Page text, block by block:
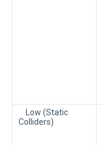
Low (Static
Colliders)